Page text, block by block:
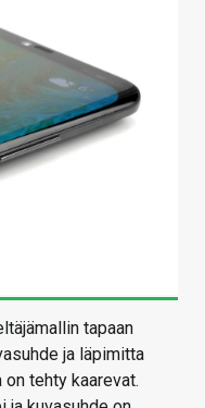
tapaan
ja läpimitta
tehty kaarevat.